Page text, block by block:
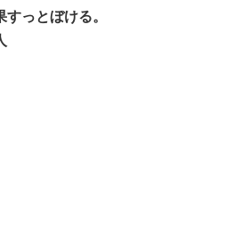
っとぼける。